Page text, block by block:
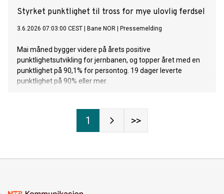
Styrket punktlighet til tross for mye ulovlig ferdsel
3.6.2026 07:03:00 CEST Bane NOR Pressemelding
Mai måned bygger videre på årets positive
punktlighetsutvikling for jernbanen, og topper året med en
punktlighet på 90,1% for persontog. 19 dager leverte
punktlighet på 90% eller mer.
1 >>